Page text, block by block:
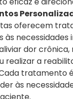
oferecem
às necessidades
dor
realizar a
tratamento
às